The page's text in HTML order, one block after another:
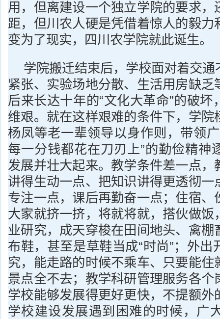
用，但离建设一个独立学院的要求，
距，但川农人硬是凭借着惊人的毅力
变为了现实，四川农学院就此诞生。
学院搬迁结束后，学校面对着交
紧张、实验场地分散、生活用房缺乏
后来长达十年的“文化大革命”的破坏
维艰。就在这样艰难的条件下，学院
杨凤等老一辈领导以身作则，带领
每一分钱都花在刀刃上”的勤俭精神
发展并壮大起来。教学条件差一点，
讲得生动一点、把知识讲得更透彻一
专注一点，课后再勤奋一点；住宿、
大家就挤一挤，将就将就，搭伙做饭
业研究，成天穿梭在田间地头、禽棚
布鞋，甚至是草鞋当成“时尚”；外出
究，能走路的时候不乘车、只要能住
景点全不去；教学科研管理服务各个
学校能够发展得更好更快，不提额外
学校建设发展遇到困难的时候，广